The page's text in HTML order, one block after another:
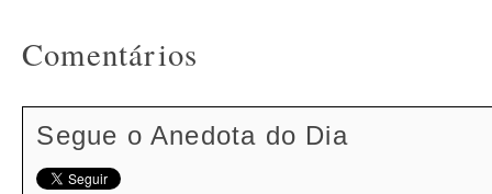
Comentários
Segue o Anedota do Dia